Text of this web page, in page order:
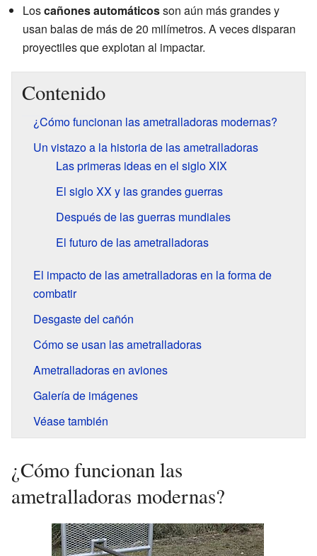
Loscañones automáticosson aún más grandes y
usan balas de más de 20 milímetros. A veces disparan
proyectiles que explotan al impactar.
Contenido
¿Cómo funcionan las ametralladoras modernas?
Un vistazo a la historia de las ametralladoras
Las primeras ideas en el siglo XIX
El siglo XX y las grandes guerras
Después de las guerras mundiales
El futuro de las ametralladoras
El impacto de las ametralladoras en la forma de
combatir
Desgaste del cañón
Cómo se usan las ametralladoras
Ametralladoras en aviones
Galería de imágenes
Véase también
¿Cómo funcionan las
ametralladoras modernas?